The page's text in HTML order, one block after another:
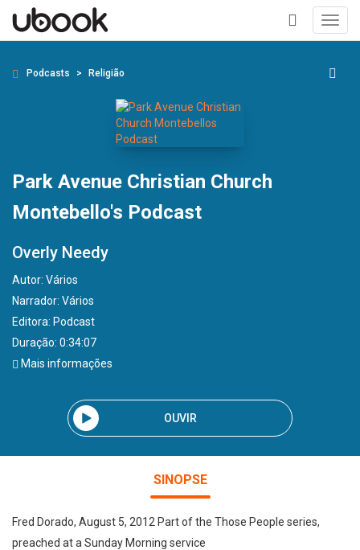
+
Podcasts Religião
Park Avenue Christian Church
Montebello's Podcast
Overly Needy
Autor: Vários
Narrador: Vários
Editora: Podcast
Duração: 0:34:07
Mais informações
OUVIR
SINOPSE
Fred Dorado, August 5, 2012 Part of the Those People series,
preached at a Sunday Morning service